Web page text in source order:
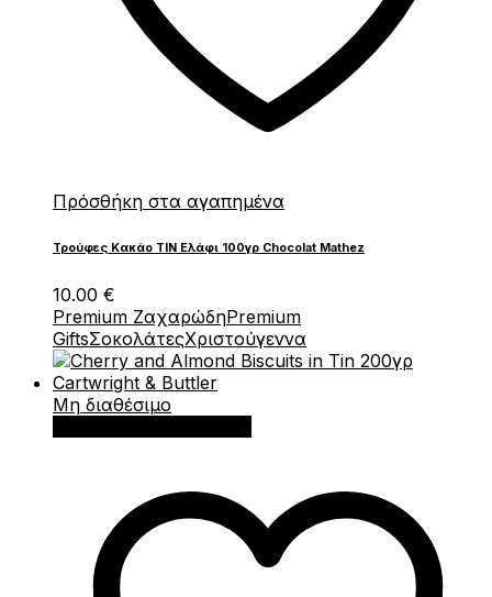
Πρόσθήκη στα αγαπημένα
Τρούφες Κακάο ΤΙΝ Ελάφι 100γρ Chocolat Mathez
10.00 €
Premium ΖαχαρώδηPremium
GiftsΣοκολάτεςΧριστούγεννα
Μη διαθέσιμο